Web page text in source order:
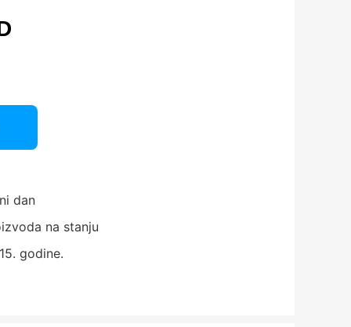
dan
na stanju
godine.